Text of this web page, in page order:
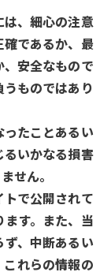
、細心の注意
であるか、最
安全なもので
ものではあり
たことあるい
いかなる損害
せん。
で公開されて
す。また、当
、中断あるい
れらの情報の